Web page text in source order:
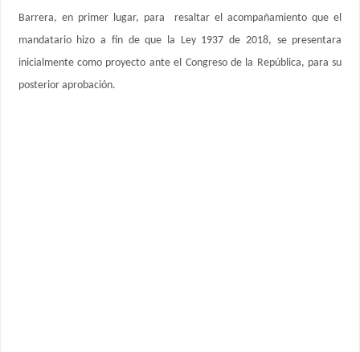
Barrera, en primer lugar, para resaltar el acompañamiento que el
mandatario hizo a fin de que la Ley 1937 de 2018, se presentara
inicialmente como proyecto ante el Congreso de la República, para su
posterior aprobación.